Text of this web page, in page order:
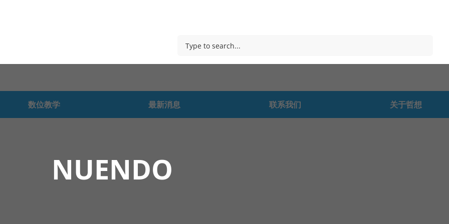
数位教学 最新消息 联系我们 关于哲想
NUENDO